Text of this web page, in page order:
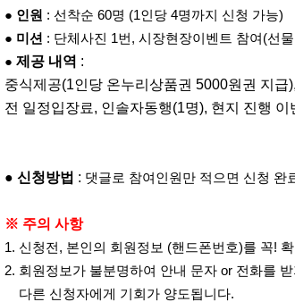
● 인원 : 선착순 60명 (1인당 4명까지 신청 가능)
● 미션 : 단체사진 1번 , 시장현장이벤트 참여(선
● 제공 내역 :
중식제공(1인당 온누리상품권 5000원권 지급
전 일정입장료, 인솔자동행(1명), 현지 진행 이
● 신청방법 : 댓글로 참여인원만 적으면 신청 완
※ 주의 사항
1. 신청전, 본인의 회원정보 (핸드폰번호)를 꼭!
2. 회원정보가 불분명하여 안내 문자 or 전화를
다른 신청자에게 기회가 양도됩니다.